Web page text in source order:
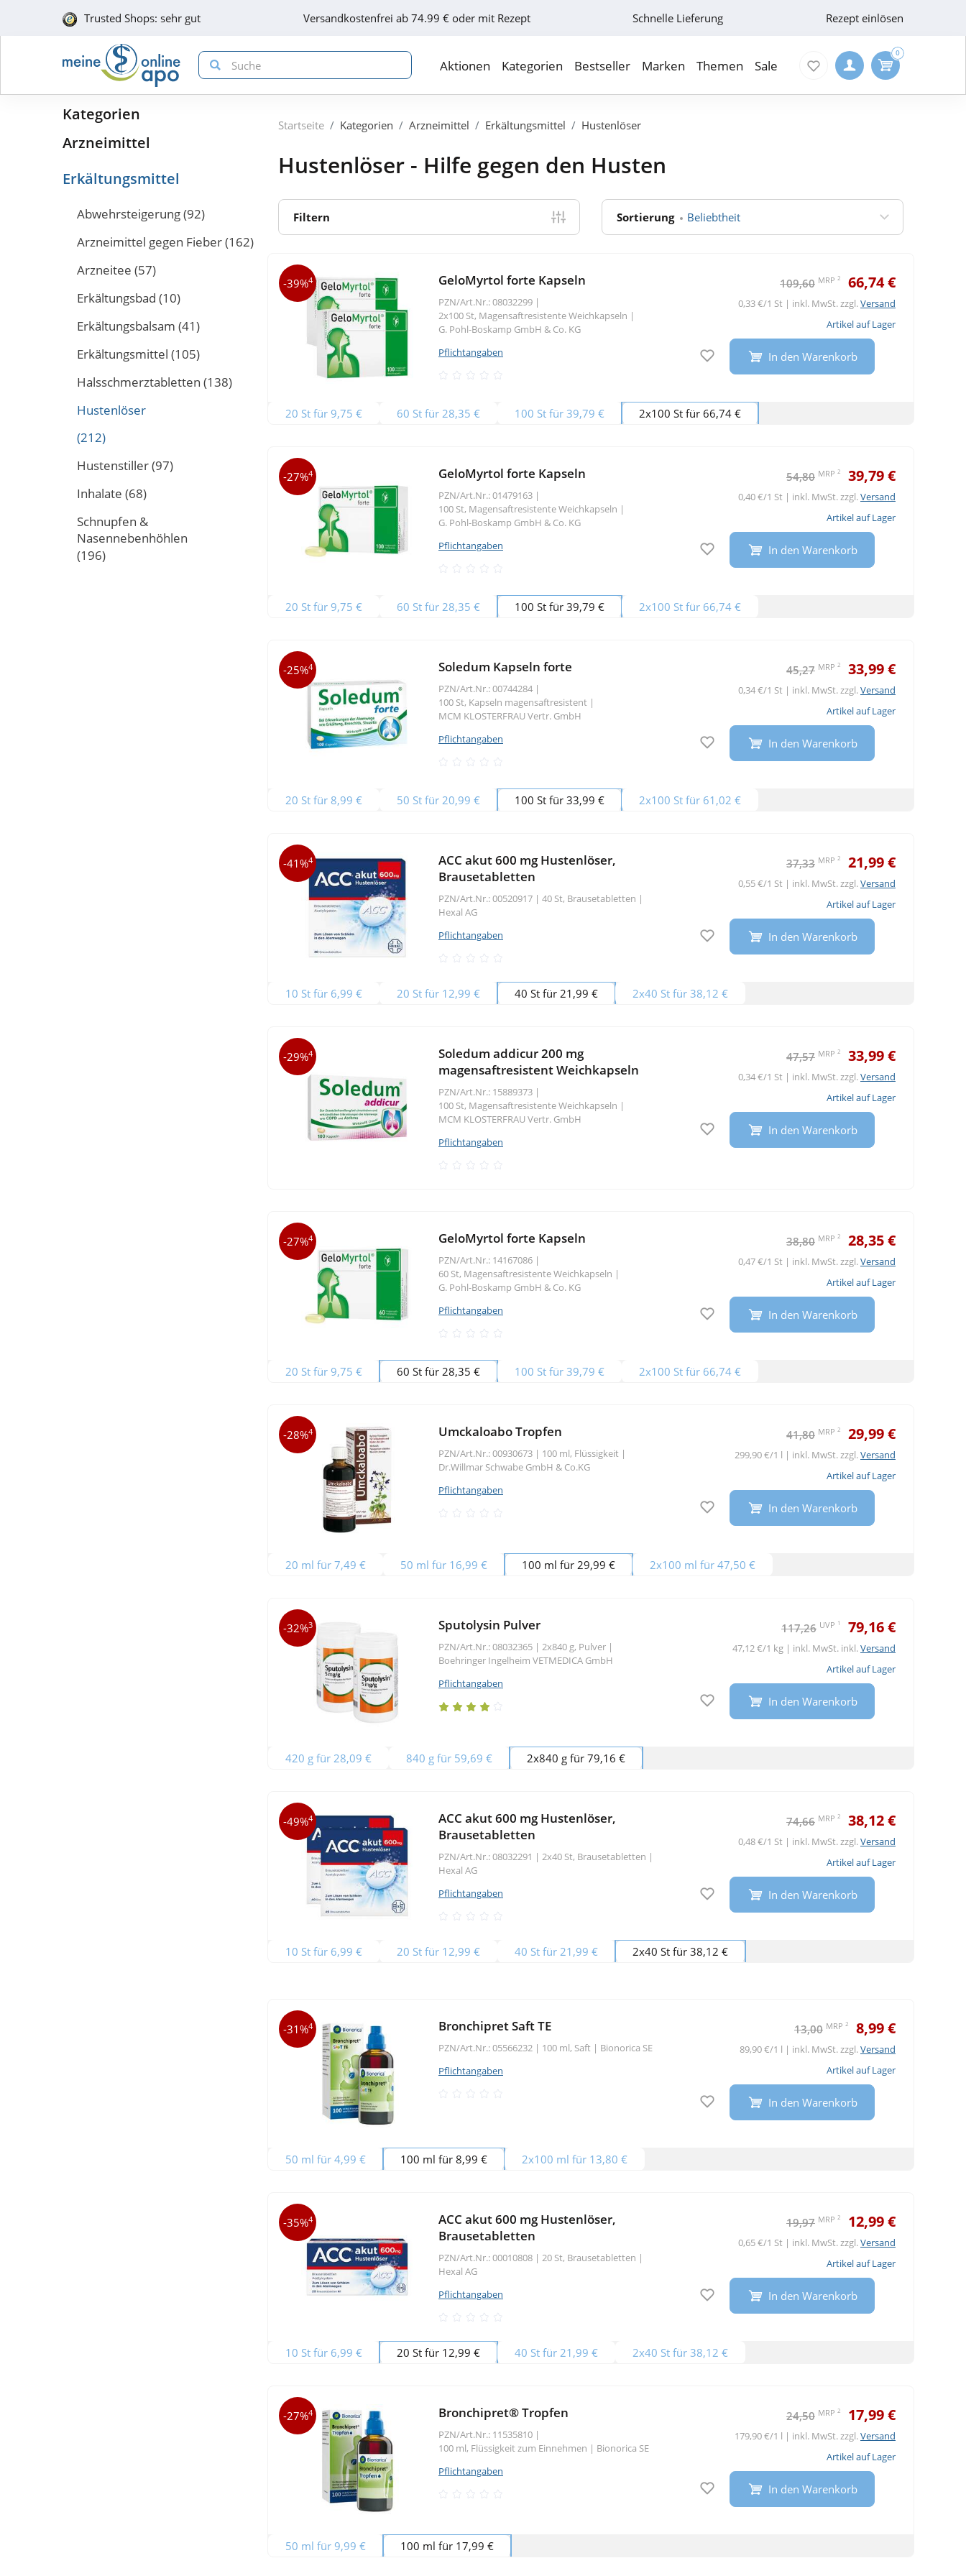
Trusted Shops: sehr gut Versandkostenfrei ab 74.99 € oder mit Rezept Schnelle Lieferung Rezept einlösen
Aktionen Kategorien Bestseller Marken Themen Sale
0
Kategorien
Arzneimittel
Erkältungsmittel
Abwehrsteigerung(92)
Arzneimittel gegen Fieber(162)
Arzneitee (57)
Erkältungsbad (10)
Erkältungsbalsam (41)
Erkältungsmittel (105)
Halsschmerztabletten (138)
Hustenlöser
(212)
Hustenstiller(97)
Inhalate (68)
Schnupfen &
Nasennebenhöhlen
(196)
Startseite Kategorien Arzneimittel Erkältungsmittel Hustenlöser
Hustenlöser - Hilfe gegen den Husten
Filtern Sortierung Beliebtheit
-39%4 GeloMyrtol forte Kapseln
PZN/Art.Nr.: 08032299 |
2x100 St, Magensaftresistente Weichkapseln |
G. Pohl-Boskamp GmbH & Co. KG
Pflichtangaben
109,60 MRP 2 66,74 €
0,33 €/1 St | inkl. MwSt. zzgl.Versand
Artikel auf Lager
Auf den Merkzettel
In den Warenkorb
20 St für 9,75 € 60 St für 28,35 € 100 St für 39,79 € 2x100 St für 66,74 €
-27%4 GeloMyrtol forte Kapseln
PZN/Art.Nr.: 01479163 |
100 St, Magensaftresistente Weichkapseln |
G. Pohl-Boskamp GmbH & Co. KG
Pflichtangaben
54,80 MRP 2 39,79 €
0,40 €/1 St | inkl. MwSt. zzgl.Versand
Artikel auf Lager
Auf den Merkzettel
In den Warenkorb
20 St für 9,75 € 60 St für 28,35 € 100 St für 39,79 € 2x100 St für 66,74 €
-25%4 Soledum Kapseln forte
PZN/Art.Nr.: 00744284 |
100 St, Kapseln magensaftresistent |
MCM KLOSTERFRAU Vertr. GmbH
Pflichtangaben
45,27 MRP 2 33,99 €
0,34 €/1 St | inkl. MwSt. zzgl.Versand
Artikel auf Lager
Auf den Merkzettel
In den Warenkorb
20 St für 8,99 € 50 St für 20,99 € 100 St für 33,99 € 2x100 St für 61,02 €
-41%4
ACC akut 600 mg Hustenlöser,
Brausetabletten
PZN/Art.Nr.: 00520917 | 40 St, Brausetabletten |
Hexal AG
Pflichtangaben
37,33 MRP 2 21,99 €
0,55 €/1 St | inkl. MwSt. zzgl.Versand
Artikel auf Lager
Auf den Merkzettel
In den Warenkorb
10 St für 6,99 € 20 St für 12,99 € 40 St für 21,99 € 2x40 St für 38,12 €
-29%4
Soledum addicur 200 mg
magensaftresistent Weichkapseln
PZN/Art.Nr.: 15889373 |
100 St, Magensaftresistente Weichkapseln |
MCM KLOSTERFRAU Vertr. GmbH
Pflichtangaben
47,57 MRP 2 33,99 €
0,34 €/1 St | inkl. MwSt. zzgl.Versand
Artikel auf Lager
Auf den Merkzettel
In den Warenkorb
-27%4 GeloMyrtol forte Kapseln
PZN/Art.Nr.: 14167086 |
60 St, Magensaftresistente Weichkapseln |
G. Pohl-Boskamp GmbH & Co. KG
Pflichtangaben
38,80 MRP 2 28,35 €
0,47 €/1 St | inkl. MwSt. zzgl.Versand
Artikel auf Lager
Auf den Merkzettel
In den Warenkorb
20 St für 9,75 € 60 St für 28,35 € 100 St für 39,79 € 2x100 St für 66,74 €
-28%4 Umckaloabo Tropfen
PZN/Art.Nr.: 00930673 | 100 ml, Flüssigkeit |
Dr.Willmar Schwabe GmbH & Co.KG
Pflichtangaben
41,80 MRP 2 29,99 €
299,90 €/1 l | inkl. MwSt. zzgl.Versand
Artikel auf Lager
Auf den Merkzettel
In den Warenkorb
20 ml für 7,49 € 50 ml für 16,99 € 100 ml für 29,99 € 2x100 ml für 47,50 €
-32%3 Sputolysin Pulver
PZN/Art.Nr.: 08032365 | 2x840 g, Pulver |
Boehringer Ingelheim VETMEDICA GmbH
Pflichtangaben
117,26 UVP 1 79,16 €
47,12 €/1 kg | inkl. MwSt. inkl.Versand
Artikel auf Lager
Auf den Merkzettel
In den Warenkorb
420 g für 28,09 € 840 g für 59,69 € 2x840 g für 79,16 €
-49%4
ACC akut 600 mg Hustenlöser,
Brausetabletten
PZN/Art.Nr.: 08032291 | 2x40 St, Brausetabletten |
Hexal AG
Pflichtangaben
74,66 MRP 2 38,12 €
0,48 €/1 St | inkl. MwSt. zzgl.Versand
Artikel auf Lager
Auf den Merkzettel
In den Warenkorb
10 St für 6,99 € 20 St für 12,99 € 40 St für 21,99 € 2x40 St für 38,12 €
-31%4 Bronchipret Saft TE
PZN/Art.Nr.: 05566232 | 100 ml, Saft | Bionorica SE
Pflichtangaben
13,00 MRP 2 8,99 €
89,90 €/1 l | inkl. MwSt. zzgl.Versand
Artikel auf Lager
Auf den Merkzettel
In den Warenkorb
50 ml für 4,99 € 100 ml für 8,99 € 2x100 ml für 13,80 €
-35%4
ACC akut 600 mg Hustenlöser,
Brausetabletten
PZN/Art.Nr.: 00010808 | 20 St, Brausetabletten |
Hexal AG
Pflichtangaben
19,97 MRP 2 12,99 €
0,65 €/1 St | inkl. MwSt. zzgl.Versand
Artikel auf Lager
Auf den Merkzettel
In den Warenkorb
10 St für 6,99 € 20 St für 12,99 € 40 St für 21,99 € 2x40 St für 38,12 €
-27%4 Bronchipret® Tropfen
PZN/Art.Nr.: 11535810 |
100 ml, Flüssigkeit zum Einnehmen | Bionorica SE
Pflichtangaben
24,50 MRP 2 17,99 €
179,90 €/1 l | inkl. MwSt. zzgl.Versand
Artikel auf Lager
Auf den Merkzettel
In den Warenkorb
50 ml für 9,99 € 100 ml für 17,99 €